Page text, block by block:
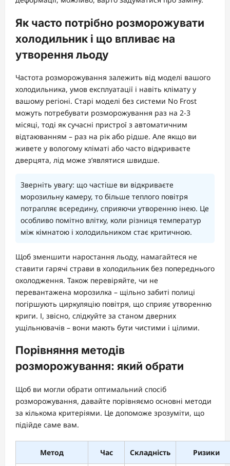
Як часто потрібно розморожувати
холодильник і що впливає на
утворення льоду
Частота розморожування залежить від моделі вашого
холодильника, умов експлуатації і навіть клімату у
вашому регіоні. Старі моделі без системи No Frost
можуть потребувати розморожування раз на 2-3
місяці, тоді як сучасні пристрої з автоматичним
відтаюванням – раз на рік або рідше. Але якщо ви
живете у вологому кліматі або часто відкриваєте
дверцята, лід може з’являтися швидше.
Зверніть увагу: що частіше ви відкриваєте
морозильну камеру, то більше теплого повітря
потрапляє всередину, сприяючи утворенню інею. Це
особливо помітно влітку, коли різниця температур
між кімнатою і холодильником стає критичною.
Щоб зменшити наростання льоду, намагайтеся не
ставити гарячі страви в холодильник без попереднього
охолодження. Також перевіряйте, чи не
перевантажена морозилка – щільно забиті полиці
погіршують циркуляцію повітря, що сприяє утворенню
криги. І, звісно, слідкуйте за станом дверних
ущільнювачів – вони мають бути чистими і цілими.
Порівняння методів
розморожування: який обрати
Щоб ви могли обрати оптимальний спосіб
розморожування, давайте порівняємо основні методи
за кількома критеріями. Це допоможе зрозуміти, що
підійде саме вам.
Метод Час Складність Ризики